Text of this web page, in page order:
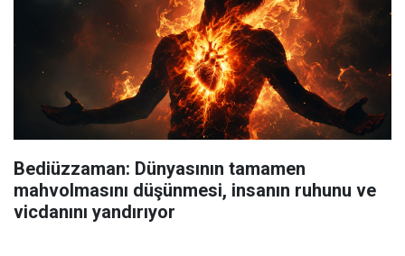
Bediüzzaman: Dünyasının tamamen
mahvolmasını düşünmesi, insanın ruhunu ve
vicdanını yandırıyor